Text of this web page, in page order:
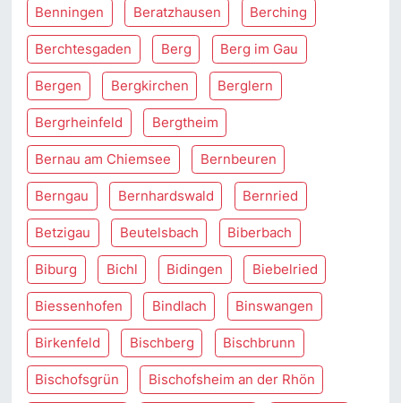
Benningen Beratzhausen Berching
Berchtesgaden Berg Berg im Gau
Bergen Bergkirchen Berglern
Bergrheinfeld Bergtheim
Bernau am Chiemsee Bernbeuren
Berngau Bernhardswald Bernried
Betzigau Beutelsbach Biberbach
Biburg Bichl Bidingen Biebelried
Biessenhofen Bindlach Binswangen
Birkenfeld Bischberg Bischbrunn
Bischofsgrün Bischofsheim an der Rhön